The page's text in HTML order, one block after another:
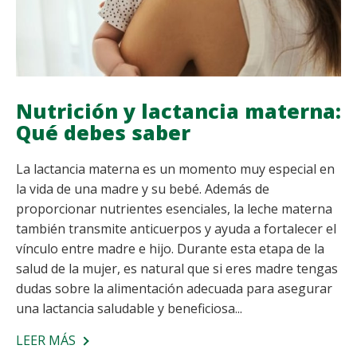
Nutrición y lactancia materna:
Qué debes saber
La lactancia materna es un momento muy especial en
la vida de una madre y su bebé. Además de
proporcionar nutrientes esenciales, la leche materna
también transmite anticuerpos y ayuda a fortalecer el
vínculo entre madre e hijo. Durante esta etapa de la
salud de la mujer, es natural que si eres madre tengas
dudas sobre la alimentación adecuada para asegurar
una lactancia saludable y beneficiosa...
LEER MÁS SOBRE